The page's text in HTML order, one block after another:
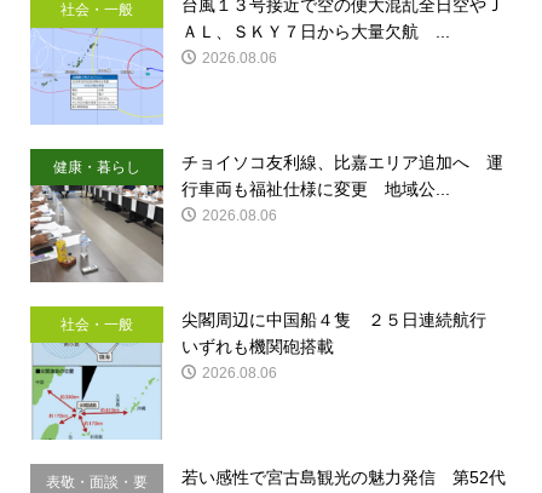
社会・一般
台風１３号接近で空の便大混乱全日空やＪ
ＡＬ、ＳＫＹ７日から大量欠航 ...
2026.08.06
健康・暮らし
チョイソコ友利線、比嘉エリア追加へ 運
行車両も福祉仕様に変更 地域公...
2026.08.06
社会・一般
尖閣周辺に中国船４隻 ２５日連続航行
いずれも機関砲搭載
2026.08.06
表敬・面談・要
若い感性で宮古島観光の魅力発信 第52代